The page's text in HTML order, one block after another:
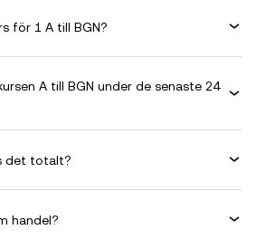
för 1 A till BGN?
A till BGN under de senaste 24
det totalt?
handel?